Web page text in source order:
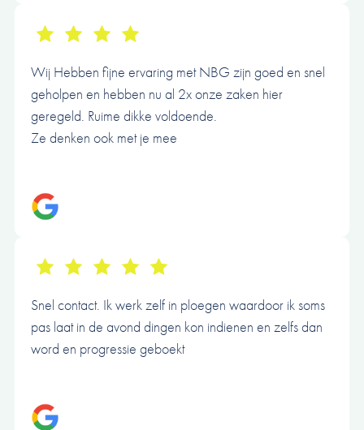
Wij Hebben fijne ervaring met NBG zijn goed en snel
geholpen en hebben nu al 2x onze zaken hier
geregeld. Ruime dikke voldoende.
Ze denken ook met je mee
Snel contact. Ik werk zelf in ploegen waardoor ik soms
pas laat in de avond dingen kon indienen en zelfs dan
word en progressie geboekt